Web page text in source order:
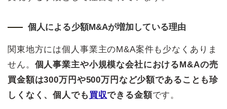
個人による少額M&Aが増加している理由
関東地方には個人事業主のM&A案件も少なくありま
せん。 個人事業主や小規模な会社におけるM&Aの売
買金額は300万円や500万円など少額であることも珍
しくなく、個人でも 買収できる金額です。